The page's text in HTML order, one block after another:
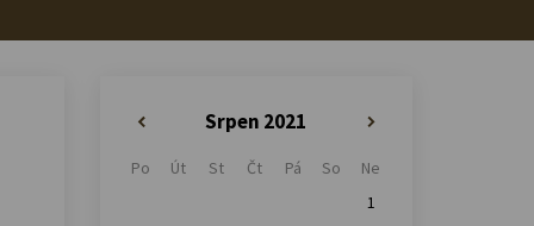
Srpen 2021
Po Út St Čt Pá So
Ne
1